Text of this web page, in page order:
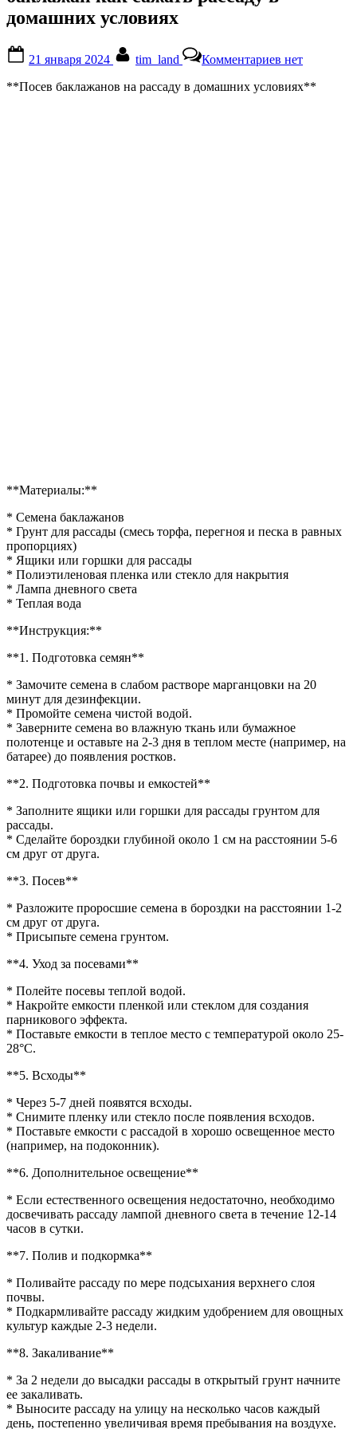
домашних условиях
on
21 января 2024 tim_land Комментариевзаписи
баклажан
как
нет
**Посев баклажанов на рассаду в домашних условиях**
**Материалы:**
* Семена баклажанов
* Грунт для рассады (смесь торфа, перегноя и песка в равных
пропорциях)
* Ящики или горшки для рассады
* Полиэтиленовая пленка или стекло для накрытия
* Лампа дневного света
* Теплая вода
**Инструкция:**
**1. Подготовка семян**
* Замочите семена в слабом растворе марганцовки на 20
минут для дезинфекции.
* Промойте семена чистой водой.
* Заверните семена во влажную ткань или бумажное
полотенце и оставьте на 2-3 дня в теплом месте (например, на
батарее) до появления ростков.
**2. Подготовка почвы и емкостей**
* Заполните ящики или горшки для рассады грунтом для
рассады.
* Сделайте бороздки глубиной около 1 см на расстоянии 5-6
см друг от друга.
**3. Посев**
* Разложите проросшие семена в бороздки на расстоянии 1-2
см друг от друга.
* Присыпьте семена грунтом.
**4. Уход за посевами**
* Полейте посевы теплой водой.
* Накройте емкости пленкой или стеклом для создания
парникового эффекта.
* Поставьте емкости в теплое место с температурой около 25-
28°C.
**5. Всходы**
* Через 5-7 дней появятся всходы.
* Снимите пленку или стекло после появления всходов.
* Поставьте емкости с рассадой в хорошо освещенное место
(например, на подоконник).
**6. Дополнительное освещение**
* Если естественного освещения недостаточно, необходимо
досвечивать рассаду лампой дневного света в течение 12-14
часов в сутки.
**7. Полив и подкормка**
* Поливайте рассаду по мере подсыхания верхнего слоя
почвы.
* Подкармливайте рассаду жидким удобрением для овощных
культур каждые 2-3 недели.
**8. Закаливание**
* За 2 недели до высадки рассады в открытый грунт начните
ее закаливать.
* Выносите рассаду на улицу на несколько часов каждый
день, постепенно увеличивая время пребывания на воздухе.